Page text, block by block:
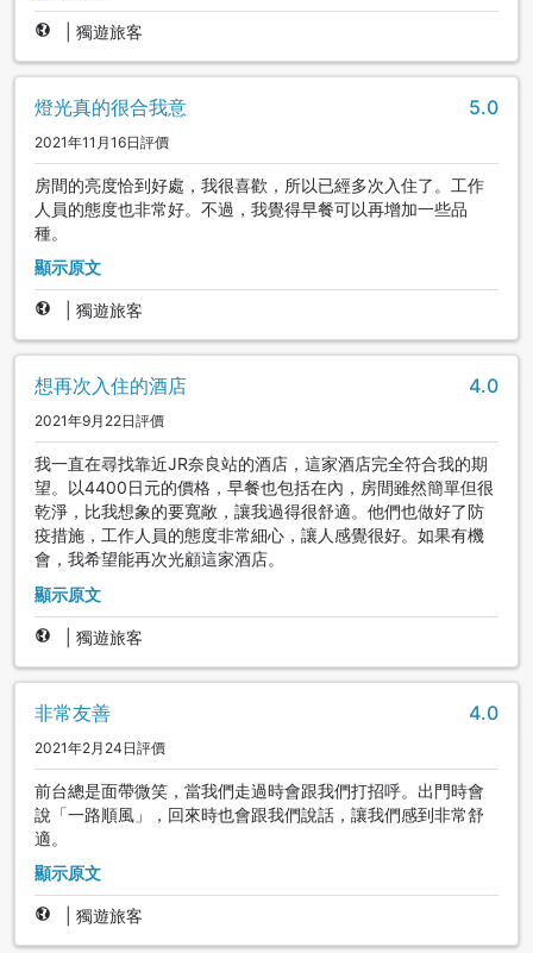
獨遊旅客
燈光真的很合我意 5.0
2021年11月16日評價
房間的亮度恰到好處，我很喜歡，所以已經多次入住了。工作
人員的態度也非常好。不過，我覺得早餐可以再增加一些品
種。
顯示原文
獨遊旅客
想再次入住的酒店 4.0
2021年9月22日評價
我一直在尋找靠近JR奈良站的酒店，這家酒店完全符合我的期
望。以4400日元的價格，早餐也包括在內，房間雖然簡單但很
乾淨，比我想象的要寬敞，讓我過得很舒適。他們也做好了防
疫措施，工作人員的態度非常細心，讓人感覺很好。如果有機
會，我希望能再次光顧這家酒店。
顯示原文
獨遊旅客
非常友善 4.0
2021年2月24日評價
前台總是面帶微笑，當我們走過時會跟我們打招呼。出門時會
說「一路順風」，回來時也會跟我們說話，讓我們感到非常舒
適。
顯示原文
獨遊旅客